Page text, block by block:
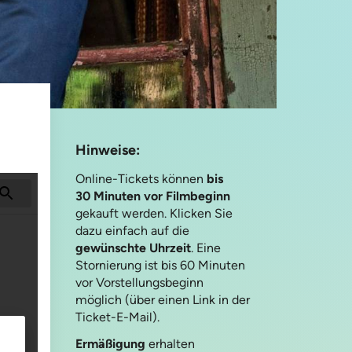
Hinweise:
Online-Tickets können bis
30 Minuten vor Filmbeginn
gekauft werden. Klicken Sie
dazu einfach auf die
gewünschte Uhrzeit. Eine
Stornierung ist bis 60 Minuten
vor Vorstellungsbeginn
möglich (über einen Link in der
Ticket-E-Mail).
Ermäßigung erhalten